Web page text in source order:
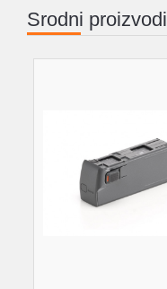
Srodni proizvodi